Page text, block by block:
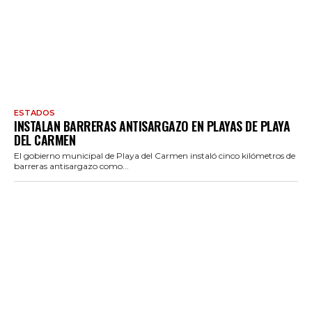
ESTADOS
INSTALAN BARRERAS ANTISARGAZO EN PLAYAS DE PLAYA
DEL CARMEN
El gobierno municipal de Playa del Carmen instaló cinco kilómetros de
barreras antisargazo como...